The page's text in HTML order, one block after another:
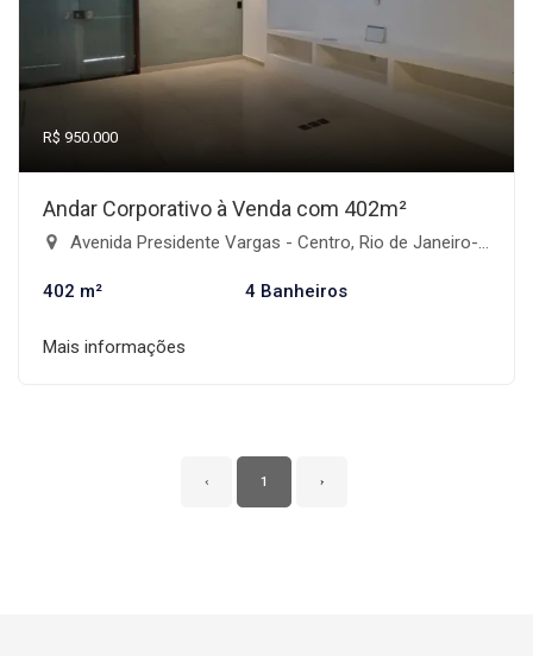
R$ 950.000
Andar Corporativo à Venda com 402m²
Avenida Presidente Vargas - Centro, Rio de Janeiro-RJ
402 m² 4 Banheiros
Mais informações
‹ 1 ›